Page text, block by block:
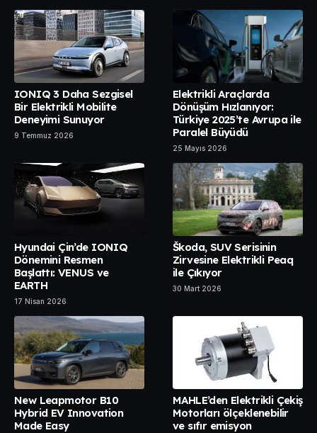
IONIQ 3 Daha Sezgisel
Bir Elektrikli Mobilite
Deneyimi Sunuyor
9 Temmuz 2026
Elektrikli Araçlarda
Dönüşüm Hızlanıyor:
Türkiye 2025’te Avrupa ile
Paralel Büyüdü
25 Mayıs 2026
Hyundai Çin’de IONIQ
Dönemini Resmen
Başlattı: VENUS ve
EARTH
17 Nisan 2026
Škoda, SUV Serisinin
Zirvesine Elektrikli Peaq
ile Çıkıyor
30 Mart 2026
New Leapmotor B10
Hybrid EV Innovation
Made Easy
MAHLE’den Elektrikli Çekiş
Motorları ölçeklenebilir
ve sıfır emisyon